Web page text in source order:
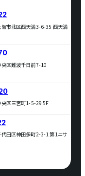
市北区西天満3-6-35 西天満
区難波千日前7-10
区三宮町1-5-29 5F
田区神田多町2-3-1 第1ニサ